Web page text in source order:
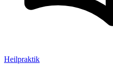
Heilpraktik